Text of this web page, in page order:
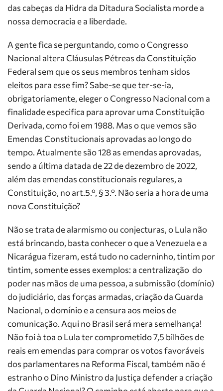
das cabeças da Hidra da Ditadura Socialista morde a
nossa democracia e a liberdade.
A gente fica se perguntando, como o Congresso
Nacional altera Cláusulas Pétreas da Constituição
Federal sem que os seus membros tenham sidos
eleitos para esse fim? Sabe-se que ter-se-ia,
obrigatoriamente, eleger o Congresso Nacional com a
finalidade especifica para aprovar uma Constituição
Derivada, como foi em 1988. Mas o que vemos são
Emendas Constitucionais aprovadas ao longo do
tempo. Atualmente são 128 as emendas aprovadas,
sendo a última datada de 22 de dezembro de 2022,
além das emendas constitucionais regulares, a
Constituição, no art.5.º, § 3.º. Não seria a hora de uma
nova Constituição?
Não se trata de alarmismo ou conjecturas, o Lula não
está brincando, basta conhecer o que a Venezuela e a
Nicarágua fizeram, está tudo no caderninho, tintim por
tintim, somente esses exemplos: a centralização do
poder nas mãos de uma pessoa, a submissão (domínio)
do judiciário, das forças armadas, criação da Guarda
Nacional, o domínio e a censura aos meios de
comunicação. Aqui no Brasil será mera semelhança!
Não foi à toa o Lula ter comprometido 7,5 bilhões de
reais em emendas para comprar os votos favoráveis
dos parlamentares na Reforma Fiscal, também não é
estranho o Dino Ministro da Justiça defender a criação